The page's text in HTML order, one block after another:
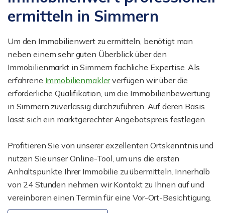
ermitteln in Simmern
Um den Immobilienwert zu ermitteln, benötigt man
neben einem sehr guten Überblick über den
Immobilienmarkt in Simmern fachliche Expertise. Als
erfahrene Immobilienmaklerverfügen wir über die
erforderliche Qualifikation, um die Immobilienbewertung
in Simmern zuverlässig durchzuführen. Auf deren Basis
lässt sich ein marktgerechter Angebotspreis festlegen.
Profitieren Sie von unserer exzellenten Ortskenntnis und
nutzen Sie unser Online-Tool, um uns die ersten
Anhaltspunkte Ihrer Immobilie zu übermitteln. Innerhalb
von 24 Stunden nehmen wir Kontakt zu Ihnen auf und
vereinbaren einen Termin für eine Vor-Ort-Besichtigung.